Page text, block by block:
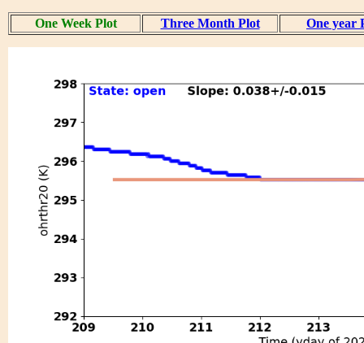
One Week Plot Three Month Plot One year